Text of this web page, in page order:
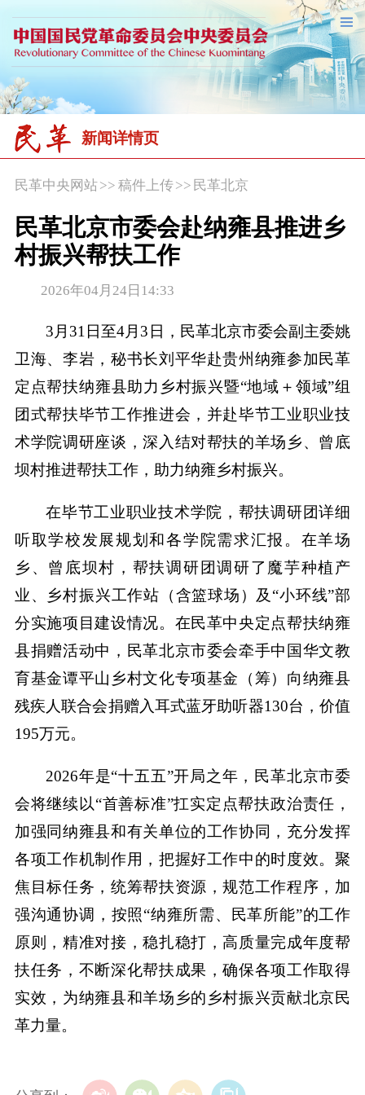
新闻详情页
民革中央网站>> 稿件上传 >> 民革北京
民革北京市委会赴纳雍县推进乡
村振兴帮扶工作
2026年04月24日14:33
3月31日至4月3日，民革北京市委会副主委姚
卫海、李岩，秘书长刘平华赴贵州纳雍参加民革
定点帮扶纳雍县助力乡村振兴暨“地域＋领域”组
团式帮扶毕节工作推进会，并赴毕节工业职业技
术学院调研座谈，深入结对帮扶的羊场乡、曾底
坝村推进帮扶工作，助力纳雍乡村振兴。
在毕节工业职业技术学院，帮扶调研团详细
听取学校发展规划和各学院需求汇报。在羊场
乡、曾底坝村，帮扶调研团调研了魔芋种植产
业、乡村振兴工作站（含篮球场）及“小环线”部
分实施项目建设情况。在民革中央定点帮扶纳雍
县捐赠活动中，民革北京市委会牵手中国华文教
育基金谭平山乡村文化专项基金（筹）向纳雍县
残疾人联合会捐赠入耳式蓝牙助听器130台，价值
195万元。
2026年是“十五五”开局之年，民革北京市委
会将继续以“首善标准”扛实定点帮扶政治责任，
加强同纳雍县和有关单位的工作协同，充分发挥
各项工作机制作用，把握好工作中的时度效。聚
焦目标任务，统筹帮扶资源，规范工作程序，加
强沟通协调，按照“纳雍所需、民革所能”的工作
原则，精准对接，稳扎稳打，高质量完成年度帮
扶任务，不断深化帮扶成果，确保各项工作取得
实效，为纳雍县和羊场乡的乡村振兴贡献北京民
革力量。